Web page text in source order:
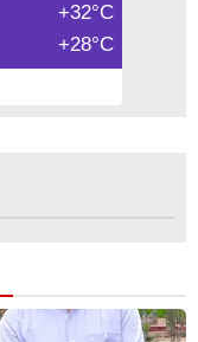
+32°C
+28°C